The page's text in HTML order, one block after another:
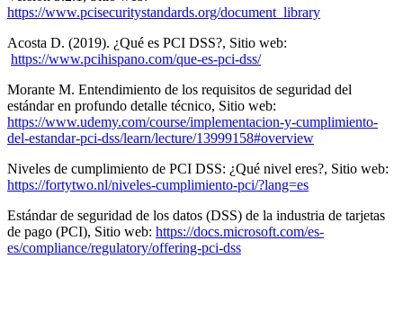
https://www.pcisecuritystandards.org/document_library
Acosta D. (2019). ¿Qué es PCI DSS?, Sitio web:
https://www.pcihispano.com/que-es-pci-dss/
Morante M. Entendimiento de los requisitos de seguridad del
estándar en profundo detalle técnico, Sitio web:
https://www.udemy.com/course/implementacion-y-cumplimiento-
del-estandar-pci-dss/learn/lecture/13999158#overview
Niveles de cumplimiento de PCI DSS: ¿Qué nivel eres?, Sitio web:
https://fortytwo.nl/niveles-cumplimiento-pci/?lang=es
Estándar de seguridad de los datos (DSS) de la industria de tarjetas
de pago (PCI), Sitio web: https://docs.microsoft.com/es-
es/compliance/regulatory/offering-pci-dss